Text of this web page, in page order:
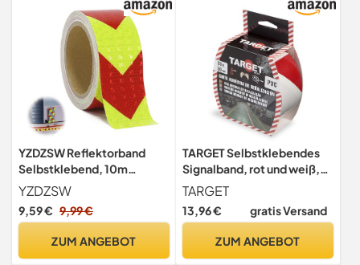
Bauarbeiten, Klebstofffrei
YZDZSW Reflektorband
Selbstklebend, 10m
Reflektierendes Klebeband
YZDZSW
9,59 € 9,99 €
ZUM ANGEBOT
TARGET Selbstklebendes
Signalband, rot und weiß,
33 m x 50 mm, zur
Kennzeichnung von Böden
und Gegenständen,
TARGET
13,96 € gratis Versand
ZUM ANGEBOT